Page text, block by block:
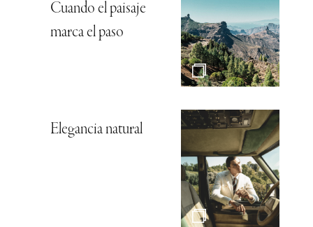
Cuando el paisaje
marca el paso
Elegancia natural